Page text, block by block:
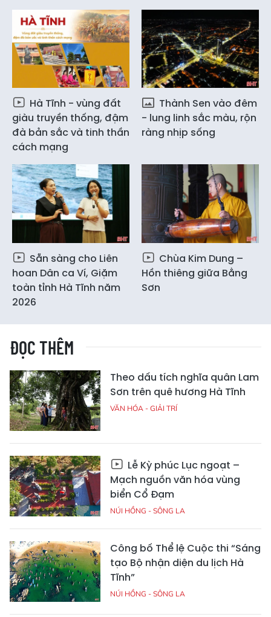
Hà Tĩnh - vùng đất
giàu truyền thống, đậm
đà bản sắc và tinh thần
cách mạng
Thành Sen vào đêm
- lung linh sắc màu, rộn
ràng nhịp sống
Sẵn sàng cho Liên
hoan Dân ca Ví, Giặm
toàn tỉnh Hà Tĩnh năm
2026
Chùa Kim Dung –
Hồn thiêng giữa Bằng
Sơn
ĐỌC THÊM
Theo dấu tích nghĩa quân Lam
Sơn trên quê hương Hà Tĩnh
VĂN HÓA - GIẢI TRÍ
Lễ Kỳ phúc Lục ngoạt –
Mạch nguồn văn hóa vùng
biển Cổ Đạm
NÚI HỒNG - SÔNG LA
Công bố Thể lệ Cuộc thi “Sáng
tạo Bộ nhận diện du lịch Hà
Tĩnh”
NÚI HỒNG - SÔNG LA